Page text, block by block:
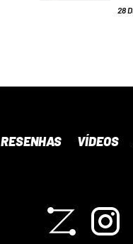
28
RESENHAS VÍDEOS